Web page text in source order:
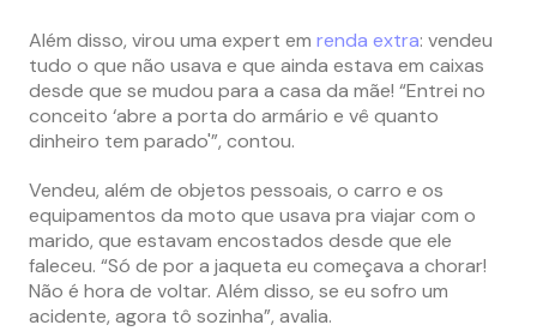
Além disso, virou uma expert em renda extra: vendeu
tudo o que não usava e que ainda estava em caixas
desde que se mudou para a casa da mãe! “Entrei no
conceito ‘abre a porta do armário e vê quanto
dinheiro tem parado'”, contou.
Vendeu, além de objetos pessoais, o carro e os
equipamentos da moto que usava pra viajar com o
marido, que estavam encostados desde que ele
faleceu. “Só de por a jaqueta eu começava a chorar!
Não é hora de voltar. Além disso, se eu sofro um
acidente, agora tô sozinha”, avalia.